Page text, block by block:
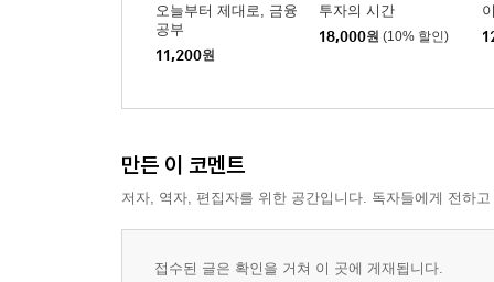
3 학력과 소득 사이에는 어떠한 관계가 있을까
지능지수가 높으면 연 소득도 높을까 / 국가 지능
5 왜 금융시장은 상관계수를 중요하게 여길까
오늘부터 제대로, 금융
공부
11,200원
투자의 시간
18,000원 (10% 할인)
만든 이 코멘트
저자, 역자, 편집자를 위한 공간입니다. 독자들에게 전하
접수된 글은 확인을 거쳐 이 곳에 게재됩니다.